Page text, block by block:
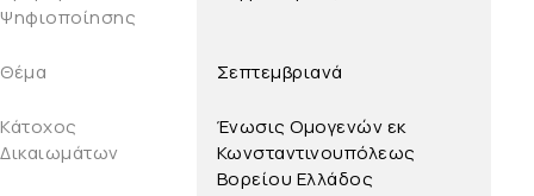
Ψηφιοποίησης
Θέμα Σεπτεμβριανά
Κάτοχος
Δικαιωμάτων
Ένωσις Ομογενών εκ
Κωνσταντινουπόλεως
Βορείου Ελλάδος